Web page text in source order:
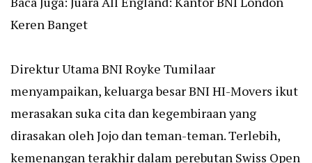
Keren Banget
Direktur Utama BNI Royke Tumilaar
menyampaikan, keluarga besar BNI HI-Movers ikut
merasakan suka cita dan kegembiraan yang
dirasakan oleh Jojo dan teman-teman. Terlebih,
kemenangan terakhir dalam perebutan Swiss Open